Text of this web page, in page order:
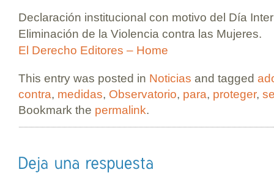
Declaración institucional con motivo del Día
Eliminación de la Violencia contra las Mujeres.
El Derecho Editores – Home
This entry was posted in Noticias and tagged
contra, medidas, Observatorio, para, proteger,
Bookmark the permalink.